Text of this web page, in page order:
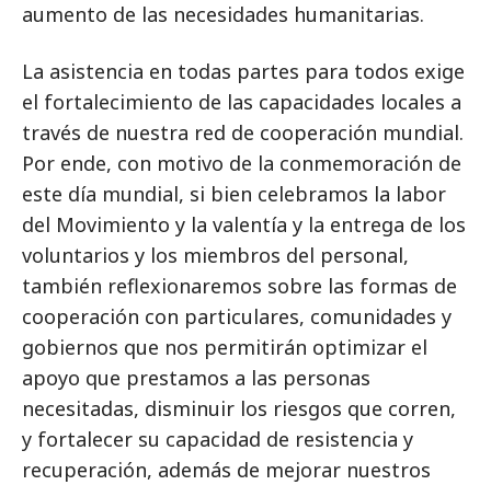
aumento de las necesidades humanitarias.
La asistencia en todas partes para todos exige
el fortalecimiento de las capacidades locales a
través de nuestra red de cooperación mundial.
Por ende, con motivo de la conmemoración de
este día mundial, si bien celebramos la labor
del Movimiento y la valentía y la entrega de los
voluntarios y los miembros del personal,
también reflexionaremos sobre las formas de
cooperación con particulares, comunidades y
gobiernos que nos permitirán optimizar el
apoyo que prestamos a las personas
necesitadas, disminuir los riesgos que corren,
y fortalecer su capacidad de resistencia y
recuperación, además de mejorar nuestros